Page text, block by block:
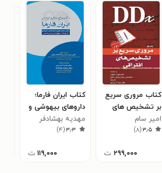
کتاب مروری سریع
بر تشخیص های
افتراقی
امیر سام
۳٫۵(۸)
۲۹۹,۰۰۰ ت
کتاب ایران فارما؛
داروهای بیهوشی و
بی‌حسی
مهدیه بهشادفر
۳٫۳(۴)
۱۱۹,۰۰۰ ت